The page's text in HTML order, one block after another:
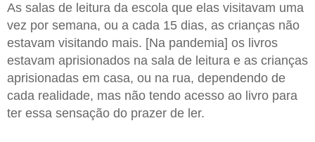
As salas de leitura da escola que elas visitavam uma
vez por semana, ou a cada 15 dias, as crianças não
estavam visitando mais. [Na pandemia] os livros
estavam aprisionados na sala de leitura e as crianças
aprisionadas em casa, ou na rua, dependendo de
cada realidade, mas não tendo acesso ao livro para
ter essa sensação do prazer de ler.